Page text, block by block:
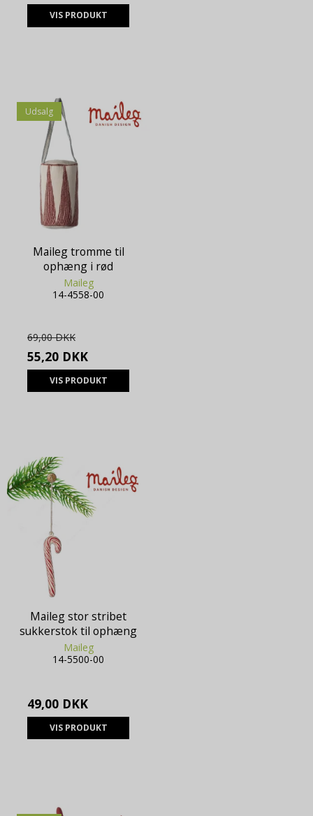
VIS PRODUKT
Udsalg
Maileg tromme til
ophæng i rød
Maileg
14-4558-00
69,00 DKK
55,20 DKK
VIS PRODUKT
Maileg stor stribet
sukkerstok til ophæng
Maileg
14-5500-00
49,00 DKK
VIS PRODUKT